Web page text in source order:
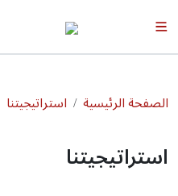
الصفحة الرئيسية استراتيجيتنا
استراتيجيتنا